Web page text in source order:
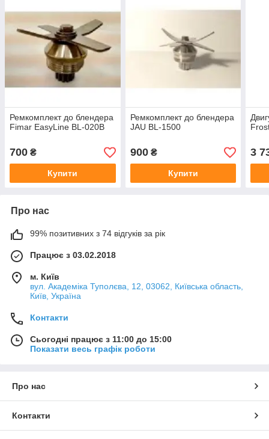
Ремкомплект до блендера
Fimar EasyLine BL-020B
700 ₴
Купити
Ремкомплект до блендера
JAU BL-1500
900₴
Купити
3
Про нас
99% позитивних з 74 відгуків за рік
Працює з 03.02.2018
м. Київ
вул. Академіка Туполєва, 12, 03062, Київська область,
Київ, Україна
Контакти
Сьогодні працює з 11:00 до 15:00
Показати весь графік роботи
Про нас
Контакти